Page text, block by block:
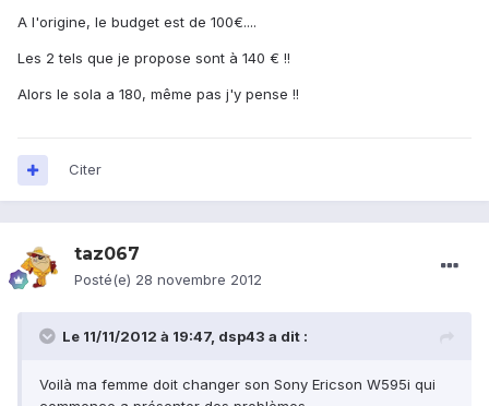
A l'origine, le budget est de 100€....
Les 2 tels que je propose sont à 140 € !!
Alors le sola a 180, même pas j'y pense !!
Citer
taz067
Posté(e) 28 novembre 2012
Le 11/11/2012 à 19:47, dsp43 a dit :
Voilà ma femme doit changer son Sony Ericson W595i qui